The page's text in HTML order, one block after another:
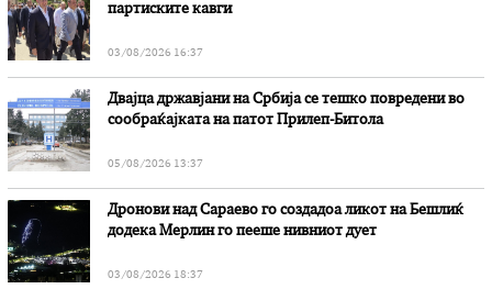
партиските кавги
03/08/2026 16:37
Двајца државјани на Србија се тешко повредени во
сообраќајката на патот Прилеп-Битола
05/08/2026 13:37
Дронови над Сараево го создадоа ликот на Бешлиќ
додека Мерлин го пееше нивниот дует
03/08/2026 18:37